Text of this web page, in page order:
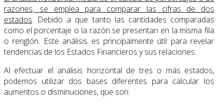
razones, se emplea para comparar las cifras de dos
estados. Debido a que tanto las cantidades comparadas
como el porcentaje o la razón se presentan en la misma fila
o renglón. Este análisis es principalmente útil para revelar
tendencias de los Estados Financieros y sus relaciones.
Al efectuar el análisis horizontal de tres o más estados,
podemos utilizar dos bases diferentes para calcular los
aumentos o disminuciones, que son: